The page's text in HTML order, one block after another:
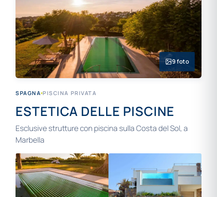
9 foto
SPAGNA PISCINA PRIVATA
ESTETICA DELLE PISCINE
Esclusive strutture con piscina sulla Costa del Sol, a
Marbella